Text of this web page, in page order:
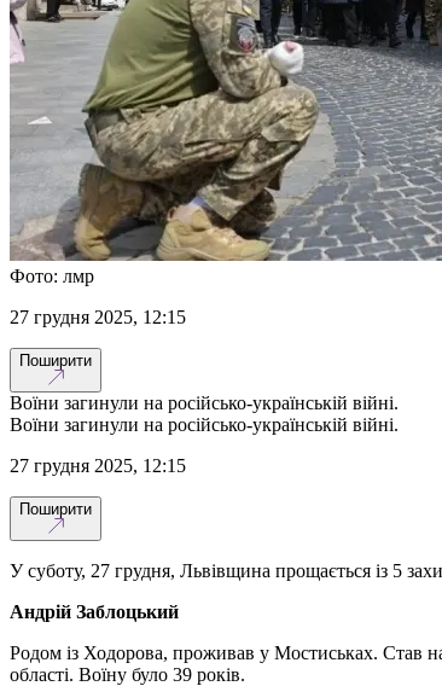
Фото: лмр
27 грудня 2025, 12:15
Поширити
Воїни загинули на російсько-українській війні.
Воїни загинули на російсько-українській війні.
27 грудня 2025, 12:15
Поширити
У суботу, 27 грудня, Львівщина прощається із 5
Андрій Заблоцький
Родом із Ходорова, проживав у Мостиськах. Став
області. Воїну було 39 років.